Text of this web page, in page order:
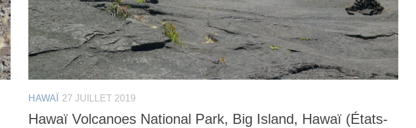
HAWAÏ 27 JUILLET 2019
Hawaï Volcanoes National Park, Big Island, Hawaï (États-